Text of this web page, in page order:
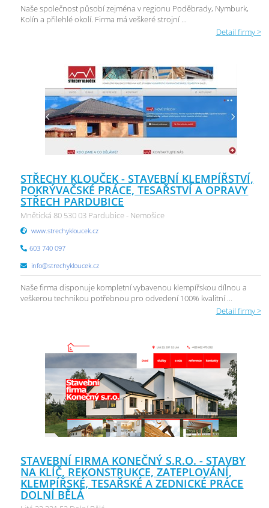
Naše společnost působí zejména v regionu Poděbrady, Nymburk,
Kolín a přilehlé okolí. Firma má veškeré strojní ...
Detail firmy >
STŘECHY KLOUČEK - STAVEBNÍ KLEMPÍŘSTVÍ,
POKRÝVAČSKÉ PRÁCE, TESAŘSTVÍ A OPRAVY
STŘECH PARDUBICE
Mnětická 80 530 03 Pardubice - Nemošice
www.strechykloucek.cz
603 740 097
info@strechykloucek.cz
Naše firma disponuje kompletní vybavenou klempířskou dílnou a
veškerou technikou potřebnou pro odvedení 100% kvalitní ...
Detail firmy >
STAVEBNÍ FIRMA KONEČNÝ S.R.O. - STAVBY
NA KLÍČ, REKONSTRUKCE, ZATEPLOVÁNÍ,
KLEMPÍŘSKÉ, TESAŘSKÉ A ZEDNICKÉ PRÁCE
DOLNÍ BĚLÁ